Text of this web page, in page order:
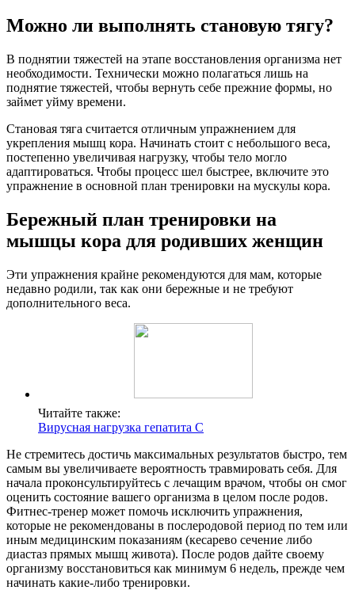
Можно ли выполнять становую тягу?
В поднятии тяжестей на этапе восстановления организма нет
необходимости. Технически можно полагаться лишь на
поднятие тяжестей, чтобы вернуть себе прежние формы, но
займет уйму времени.
Становая тяга считается отличным упражнением для
укрепления мышц кора. Начинать стоит с небольшого веса,
постепенно увеличивая нагрузку, чтобы тело могло
адаптироваться. Чтобы процесс шел быстрее, включите это
упражнение в основной план тренировки на мускулы кора.
Бережный план тренировки на
мышцы кора для родивших женщин
Эти упражнения крайне рекомендуются для мам, которые
недавно родили, так как они бережные и не требуют
дополнительного веса.
Читайте также:
Вирусная нагрузка гепатита С
Не стремитесь достичь максимальных результатов быстро, тем
самым вы увеличиваете вероятность травмировать себя. Для
начала проконсультируйтесь с лечащим врачом, чтобы он смог
оценить состояние вашего организма в целом после родов.
Фитнес-тренер может помочь исключить упражнения,
которые не рекомендованы в послеродовой период по тем или
иным медицинским показаниям (кесарево сечение либо
диастаз прямых мышц живота). После родов дайте своему
организму восстановиться как минимум 6 недель, прежде чем
начинать какие-либо тренировки.